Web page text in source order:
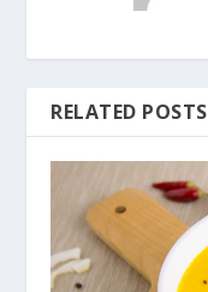
RELATED POSTS